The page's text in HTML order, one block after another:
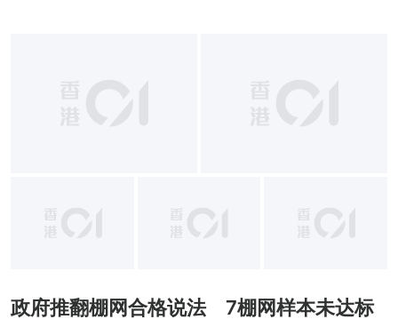
政府推翻棚网合格说法 7棚网样本未达标